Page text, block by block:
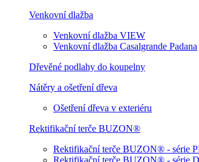
Venkovní dlažba
Venkovní dlažba VIEW
Venkovní dlažba Casalgrande Padana
Dřevěné podlahy do koupelny
Nátěry a ošetření dřeva
Ošetření dřeva v exteriéru
Rektifikační terče BUZON®
Rektifikační terče BUZON® - série
Rektifikační terče BUZON® - série